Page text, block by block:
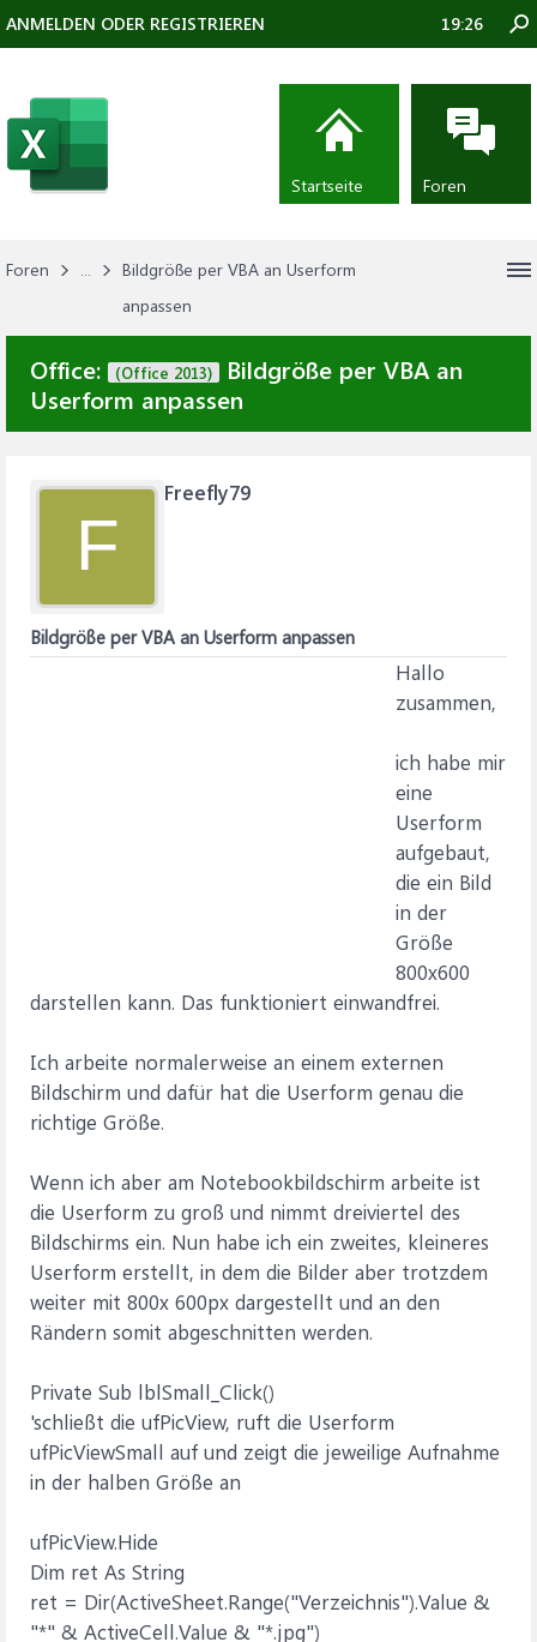
Foren ...
Bildgröße per VBA an Userform
anpassen
Office: (Office 2013)
Bildgröße per VBA an
Userform anpassen
F
Freefly79
Bildgröße per VBA an Userform anpassen
Hallo
zusammen,
ich habe mir
eine
Userform
aufgebaut,
die ein Bild
in der
Größe
800x600
darstellen kann. Das funktioniert einwandfrei.
Ich arbeite normalerweise an einem externen
Bildschirm und dafür hat die Userform genau die
richtige Größe.
Wenn ich aber am Notebookbildschirm arbeite ist
die Userform zu groß und nimmt dreiviertel des
Bildschirms ein. Nun habe ich ein zweites, kleineres
Userform erstellt, in dem die Bilder aber trotzdem
weiter mit 800x 600px dargestellt und an den
Rändern somit abgeschnitten werden.
Private Sub lblSmall_Click()
'schließt die ufPicView, ruft die Userform
ufPicViewSmall auf und zeigt die jeweilige Aufnahme
in der halben Größe an
ufPicView.Hide
Dim ret As String
ret = Dir(ActiveSheet.Range("Verzeichnis").Value &
"*" & ActiveCell.Value & "*.jpg")
ANMELDEN ODER REGISTRIEREN 19:26
Startseite Foren